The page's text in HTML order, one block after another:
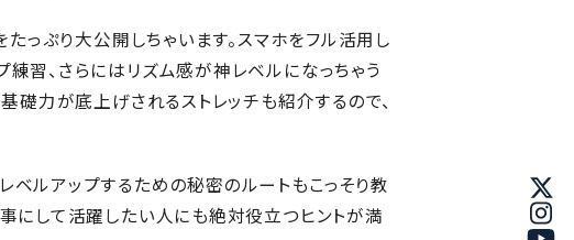
っぷり大公開しちゃいます。スマホをフル活用し
習、さらにはリズム感が神レベルになっちゃう
礎力が底上げされるストレッチも紹介するので、
ルアップするための秘密のルートもこっそり教
にして活躍したい人にも絶対役立つヒントが満